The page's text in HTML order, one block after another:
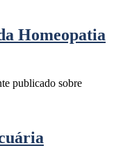
Homeopatia
publicado sobre